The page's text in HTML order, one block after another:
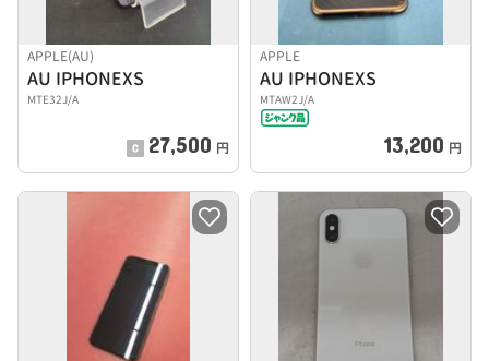
APPLE(AU)
AU IPHONEXS
MTE32J/A
27,500 円
APPLE
AU IPHONEXS
MTAW2J/A
13,200 円